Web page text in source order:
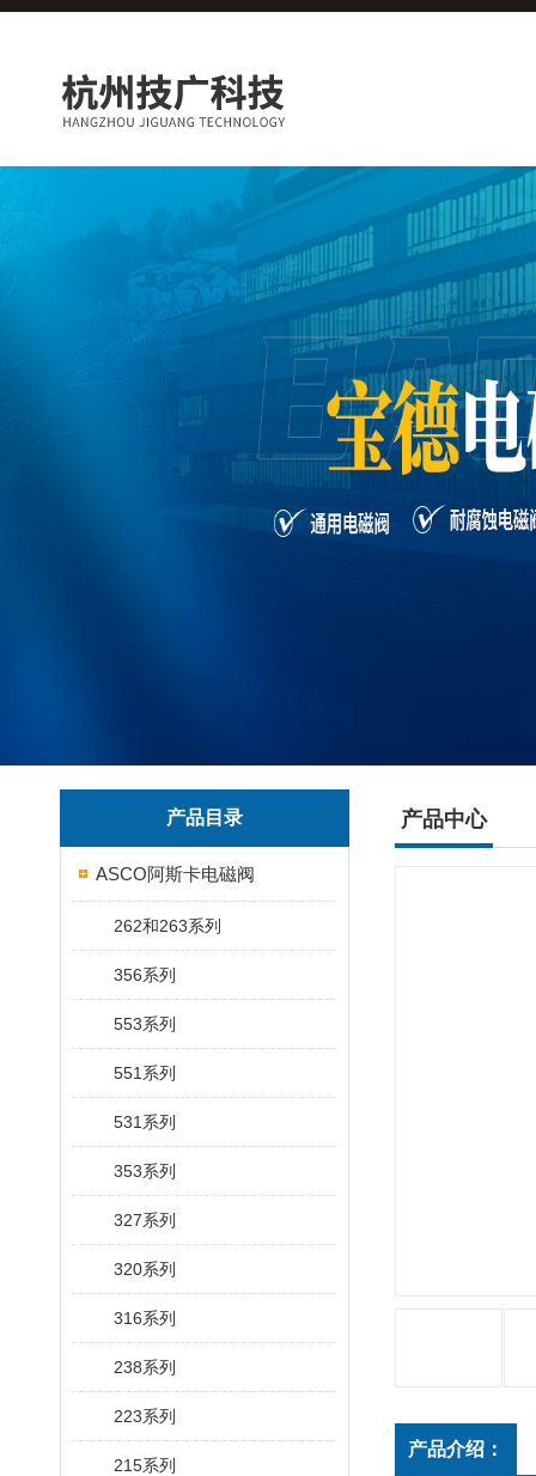
产品目录
ASCO阿斯卡电磁阀
262和263系列
356系列
553系列
551系列
531系列
353系列
327系列
320系列
316系列
238系列
223系列
215系列
产品中心
产品介绍：